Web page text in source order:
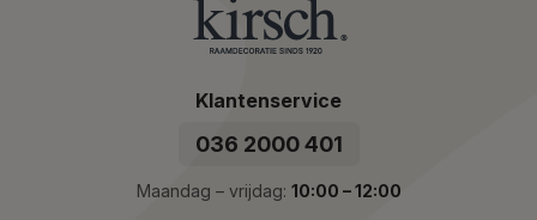
Klantenservice
036 2000 401
Maandag – vrijdag: 10:00 – 12:00